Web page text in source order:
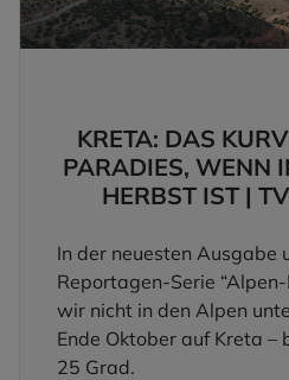
KRETA: DAS
PARADIES, WENN
HERBST IST |
In der neuesten Ausgabe
Reportagen-Serie
wir nicht in den Alpen
Ende Oktober auf Kreta –
25 Grad.